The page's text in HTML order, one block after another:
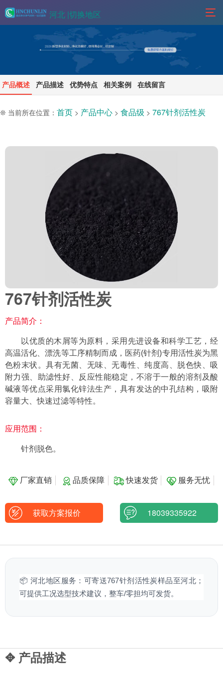
河北 |切换地区
产品概述 产品描述 优势特点 相关案例 在线留言
❊ 当前所在位置： 首页 > 产品中心 > 食品级 > 767针剂活性炭
767针剂活性炭
产品简介：
以优质的木屑等为原料，采用先进设备和科学工艺，经
高温活化、漂洗等工序精制而成，医药(针剂)专用活性炭为黑
色粉末状。具有无菌、无味、无毒性、纯度高、脱色快、吸
附力强、助滤性好、反应性能稳定，不溶于一般的溶剂及酸
碱液等优点采用氯化锌法生产，具有发达的中孔结构，吸附
容量大、快速过滤等特性。
应用范围：
针剂脱色。
厂家直销 品质保障 快速发货 服务无忧
获取方案报价 18039335922
📦 河北地区服务：可寄送767针剂活性炭样品至河北；
可提供工况选型技术建议，整车/零担均可发货。
✥ 产品描述